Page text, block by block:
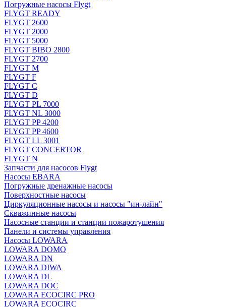
Погружные насосы Flygt
FLYGT READY
FLYGT 2600
FLYGT 2000
FLYGT 5000
FLYGT BIBO 2800
FLYGT 2700
FLYGT M
FLYGT F
FLYGT C
FLYGT D
FLYGT PL 7000
FLYGT NL 3000
FLYGT PP 4200
FLYGT PP 4600
FLYGT LL 3001
FLYGT CONCERTOR
FLYGT N
Запчасти для насосов Flygt
Насосы EBARA
Погружные дренажные насосы
Поверхностные насосы
Циркуляционные насосы и насосы "ин-лайн"
Скважинные насосы
Насосные станции и станции пожаротушения
Панели и системы управления
Насосы LOWARA
LOWARA DOMO
LOWARA DN
LOWARA DIWA
LOWARA DL
LOWARA DOC
LOWARA ECOCIRC PRO
LOWARA ECOCIRC